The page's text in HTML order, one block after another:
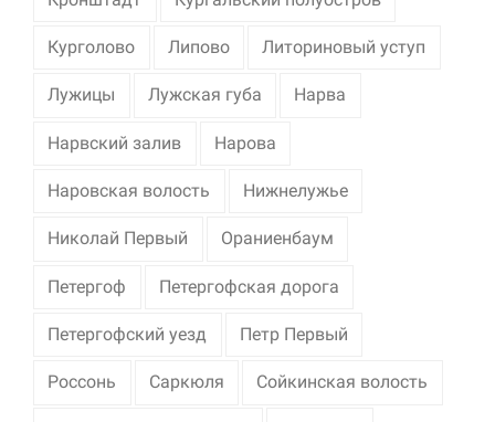
Курголово Липово Литориновый уступ
Лужицы Лужская губа Нарва
Нарвский залив Нарова
Наровская волость Нижнелужье
Николай Первый Ораниенбаум
Петергоф Петергофская дорога
Петергофский уезд Петр Первый
Россонь Саркюля Сойкинская волость